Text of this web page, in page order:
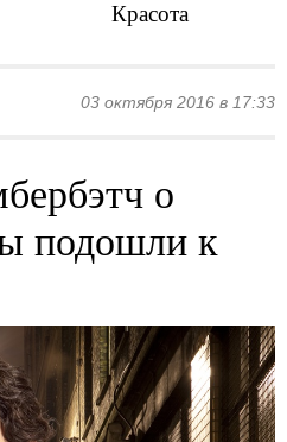
Красота
03 октября 2016 в 17:33
о
подошли к